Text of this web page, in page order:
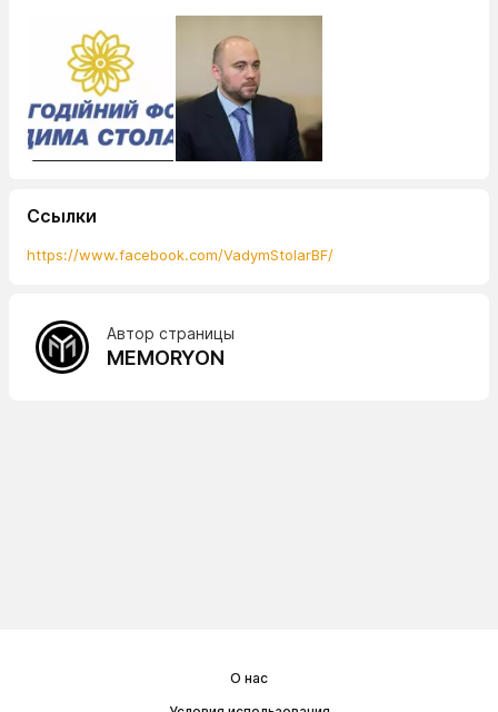
Ссылки
https://www.facebook.com/VadymStolarBF/
Автор страницы
MEMORYON
О нас